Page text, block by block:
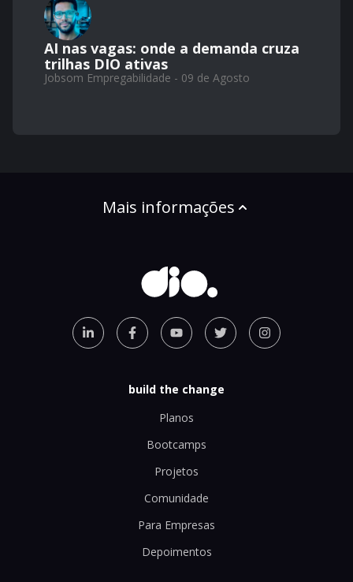
AI nas vagas: onde a demanda cruza
trilhas DIO ativas
Jobsom Empregabilidade - 09 de Agosto
Mais informações
build the change
Planos
Bootcamps
Projetos
Comunidade
Para Empresas
Depoimentos